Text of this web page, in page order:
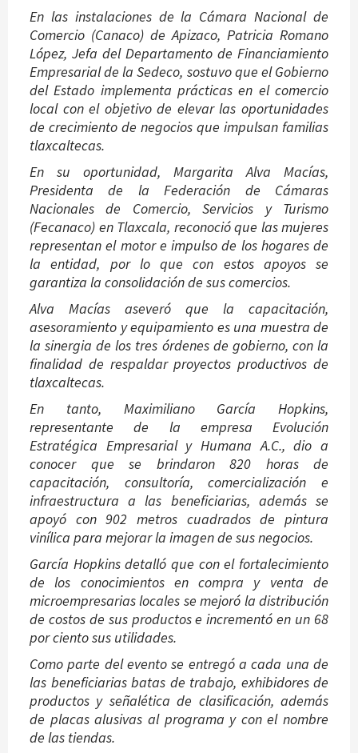
En las instalaciones de la Cámara Nacional de
Comercio (Canaco) de Apizaco, Patricia Romano
López, Jefa del Departamento de Financiamiento
Empresarial de la Sedeco, sostuvo que el Gobierno
del Estado implementa prácticas en el comercio
local con el objetivo de elevar las oportunidades
de crecimiento de negocios que impulsan familias
tlaxcaltecas.
En su oportunidad, Margarita Alva Macías,
Presidenta de la Federación de Cámaras
Nacionales de Comercio, Servicios y Turismo
(Fecanaco) en Tlaxcala, reconoció que las mujeres
representan el motor e impulso de los hogares de
la entidad, por lo que con estos apoyos se
garantiza la consolidación de sus comercios.
Alva Macías aseveró que la capacitación,
asesoramiento y equipamiento es una muestra de
la sinergia de los tres órdenes de gobierno, con la
finalidad de respaldar proyectos productivos de
tlaxcaltecas.
En tanto, Maximiliano García Hopkins,
representante de la empresa Evolución
Estratégica Empresarial y Humana A.C., dio a
conocer que se brindaron 820 horas de
capacitación, consultoría, comercialización e
infraestructura a las beneficiarias, además se
apoyó con 902 metros cuadrados de pintura
vinílica para mejorar la imagen de sus negocios.
García Hopkins detalló que con el fortalecimiento
de los conocimientos en compra y venta de
microempresarias locales se mejoró la distribución
de costos de sus productos e incrementó en un 68
por ciento sus utilidades.
Como parte del evento se entregó a cada una de
las beneficiarias batas de trabajo, exhibidores de
productos y señalética de clasificación, además
de placas alusivas al programa y con el nombre
de las tiendas.